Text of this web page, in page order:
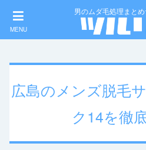
MENU
男のムダ毛処理まとめ
広島のメンズ脱毛
ク14を徹